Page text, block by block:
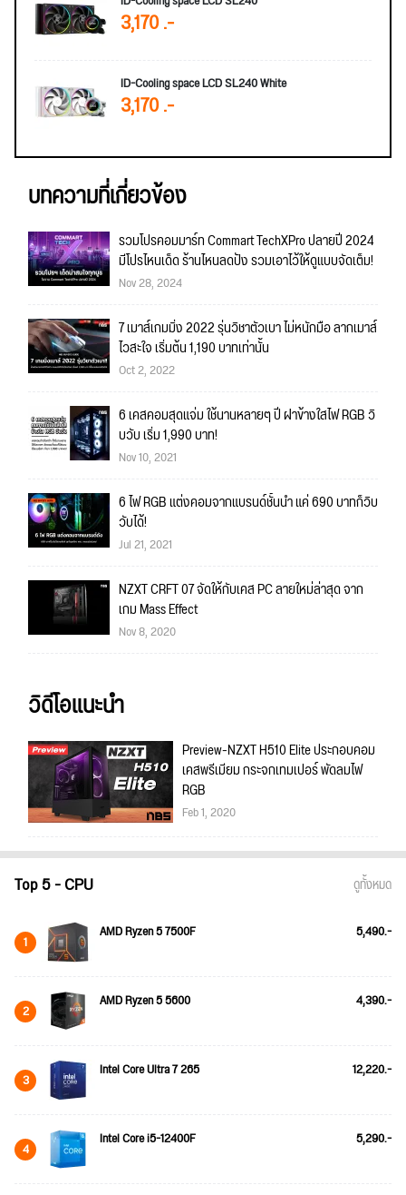
3,170 .-
ID-Cooling space LCD SL240 White
3,170 .-
บทความที่เกี่ยวข้อง
รวมโปรคอมมาร์ท Commart TechXPro ปลายปี 2024
มีโปรไหนเด็ด ร้านไหนลดปัง รวมเอาไว้ให้ดูแบบจัดเต็ม!
Nov 28, 2024
7 เมาส์เกมมิ่ง 2022 รุ่นวิชาตัวเบา ไม่หนักมือ ลากเมาส์
ไวสะใจ เริ่มต้น 1,190 บาทเท่านั้น
Oct 2, 2022
6 เคสคอมสุดแจ่ม ใช้นานหลายๆ ปี ฝาข้างใสไฟ RGB วิ
บวับ เริ่ม 1,990 บาท!
Nov 10, 2021
6 ไฟ RGB แต่งคอมจากแบรนด์ชั้นนำ แค่ 690 บาทก็วิบ
วับได้!
Jul 21, 2021
NZXT CRFT 07 จัดให้กับเคส PC ลายใหม่ล่าสุด จาก
เกม Mass Effect
Nov 8, 2020
วิดีโอแนะนำ
Preview-NZXT H510 Elite ประกอบคอม
เคสพรีเมียม กระจกเทมเปอร์ พัดลมไฟ
RGB
Feb 1, 2020
Top 5 - CPU ดูทั้งหมด
1 AMD Ryzen 5 7500F 5,490.-
2 AMD Ryzen 5 5600 4,390.-
3 Intel Core Ultra 7 265 12,220.-
4 Intel Core i5-12400F 5,290.-